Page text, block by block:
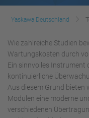
Yaskawa Deutschland
Wie zahlreiche Studien
Wartungskosten durch
Ein sinnvolles Instrument
kontinuierliche
Aus diesem Grund bieten
Modulen eine moderne
verschiedenen